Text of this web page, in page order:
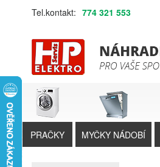
Tel.kontakt: 774 321 553
PRAČKY MYČKY NÁDOBÍ